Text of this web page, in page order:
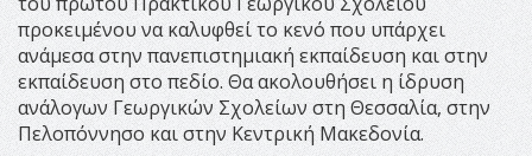
προκειμένου να καλυφθεί το κενό που υπάρχει
ανάμεσα στην πανεπιστημιακή εκπαίδευση και στην
εκπαίδευση στο πεδίο. Θα ακολουθήσει η ίδρυση
ανάλογων Γεωργικών Σχολείων στη Θεσσαλία, στην
Πελοπόννησο και στην Κεντρική Μακεδονία.